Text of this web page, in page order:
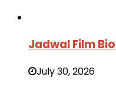
Jadwal Film
July 30, 2026